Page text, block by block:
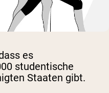
es
studentische
Staaten gibt.